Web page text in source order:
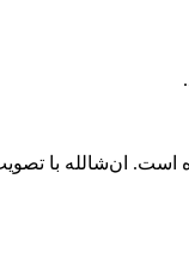
است. ان‌شالله با